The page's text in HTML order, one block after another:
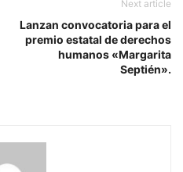
Next article
Lanzan convocatoria para el
premio estatal de derechos
humanos «Margarita
Septién».